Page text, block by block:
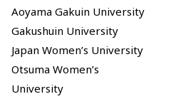
Aoyama Gakuin University
Gakushuin University
Japan Women’s University
Otsuma Women’s
University